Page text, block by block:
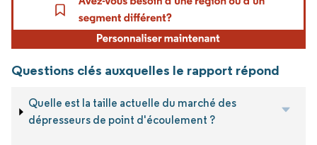
Questions clés auxquelles le rapport répond
Quelle est la taille actuelle du marché des
dépresseurs de point d'écoulement ?